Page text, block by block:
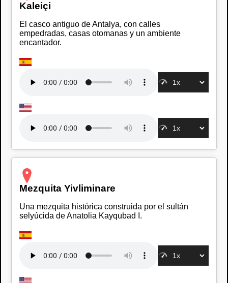
Kaleiçi
El casco antiguo de Antalya, con calles
empedradas, casas otomanas y un ambiente
encantador.
Mezquita Yivliminare
Una mezquita histórica construida por el sultán
selyúcida de Anatolia Kayqubad I.